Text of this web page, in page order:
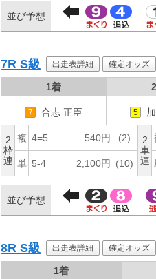
並び予想
7R S級 出走表詳細 確定オッズ
1着
7 合志 正臣 5
2
枠
連
複 4=5 540円 (2)
2
車
連
単 5-4 2,100円 (10)
並び予想
8R S級 出走表詳細 確定オッズ
1着